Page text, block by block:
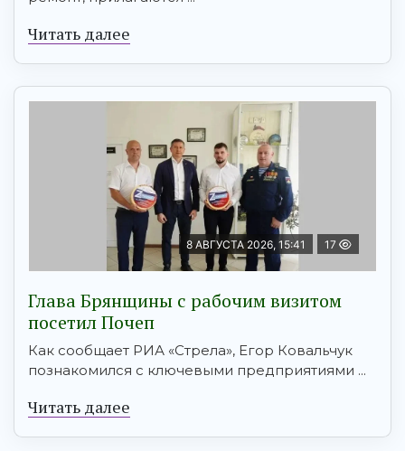
Читать далее
8 АВГУСТА 2026, 15:41 17
Глава Брянщины с рабочим визитом
посетил Почеп
Как сообщает РИА «Стрела», Егор Ковальчук
познакомился с ключевыми предприятиями ...
Читать далее